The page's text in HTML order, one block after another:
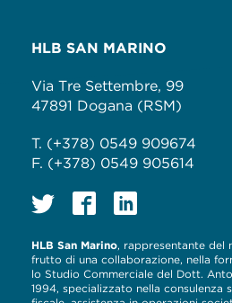
HLB SAN MARINO
Via Tre Settembre, 99
47891 Dogana (RSM)
T. (+378) 0549 909674
F. (+378) 0549 905614
HLB San Marino, rappresentante del
frutto di una collaborazione, nella
lo Studio Commerciale del Dott.
1994, specializzato nella consulenza